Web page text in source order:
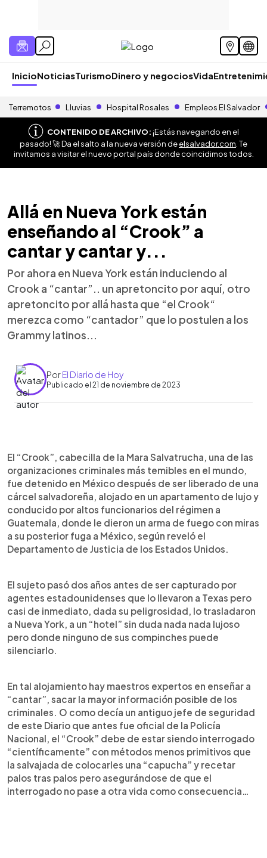
InicioNoticiasTurismoDinero y negociosVida
Terremotos Lluvias Hospital Rosales Empleos El Salvador
CONTENIDO DE ARCHIVO:¡Estás navegando en el
pasado! 🚀 Da el salto a la nueva versión deelsalvador.com . Te
invitamos a visitar el nuevo portal país donde coincidimos todos.
Allá en Nueva York están
enseñando al “Crook” a
cantar y cantar y...
Por ahora en Nueva York están induciendo al
Crook a “cantar”.. un apretoncito por aquí, otro
apretoncito por allá hasta que “el Crook“
merezca como “cantador” que lo postulen a los
Grammy latinos...
PorEl Diario de Hoy
Publicado el 21 de noviembre de 2023
► Escuchar artículo
El “Crook”, cabecilla de la Mara Salvatrucha, una de las
organizaciones criminales más temibles en el mundo,
fue detenido en México después de ser liberado de una
cárcel salvadoreña, alojado en un apartamento de lujo y
conducido por altos funcionarios del régimen a
Guatemala, donde le dieron un arma de fuego con miras
a su posterior fuga a México, según reveló el
Departamento de Justicia de los Estados Unidos.
El sujeto pasó dos años antes de ser capturado por
agentes estadounidenses que lo llevaron a Texas pero
casi de inmediato, dada su peligrosidad, lo trasladaron
a Nueva York, a un “hotel” sin duda nada nada lujoso
pero donde ninguno de sus compinches puede
silenciarlo.
En tal alojamiento hay maestros expertos en enseñar a
“cantar”, sacar la mayor información posible de los
criminales. O como decía un antiguo jefe de seguridad
de este Diario que antes fue oficial de la Policía
Nacional, el “Crook” debe de estar siendo interrogado
“científicamente” con métodos menos primitivos que
la salvajada de colocarles una “capucha” y recetar
palos tras palos pero asegurándose de que el
interrogado no pase a otra vida como consecuencia…